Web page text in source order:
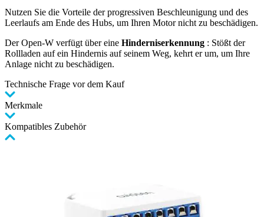
Nutzen Sie die Vorteile der progressiven Beschleunigung und des
Leerlaufs am Ende des Hubs, um Ihren Motor nicht zu beschädigen.
Der Open-W verfügt über eine Hinderniserkennung : Stößt der
Rollladen auf ein Hindernis auf seinem Weg, kehrt er um, um Ihre
Anlage nicht zu beschädigen.
Technische Frage vor dem Kauf
Merkmale
Kompatibles Zubehör